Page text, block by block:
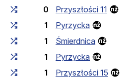
0
Przyszłości 11
1
Pyrzycka
1
Śmierdnica
1
Pyrzycka
1
Przyszłości 15